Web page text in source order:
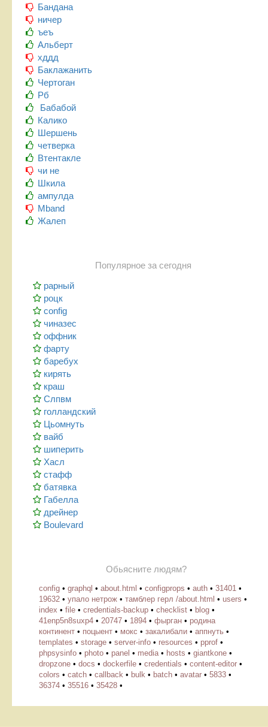
Бандана
ничер
ъеъ
Альберт
хддд
Баклажанить
Чертоган
Рб
Бабабой
Калико
Шершень
четверка
Втентакле
чи не
Шкила
ампулда
Mband
Жалеп
Популярное за сегодня
рарный
роцк
config
чиназес
оффник
фарту
баребух
кирять
краш
Слпвм
голландский
Цьомнуть
вайб
шиперить
Хасл
стафф
батявка
Габелла
дрейнер
Boulevard
Обьясните людям?
config • graphql • about.html • configprops • auth • 31401 •
19632 • упало нетрож • тамблер герл /about.html • users •
index • file • credentials-backup • checklist • blog •
41enp5n8suxp4 • 20747 • 1894 • фырган • родина
континент • поцыент • мокс • закалибали • аппнуть •
templates • storage • server-info • resources • pprof •
phpsysinfo • photo • panel • media • hosts • giantkone •
dropzone • docs • dockerfile • credentials • content-editor •
colors • catch • callback • bulk • batch • avatar • 5833 •
36374 • 35516 • 35428 •